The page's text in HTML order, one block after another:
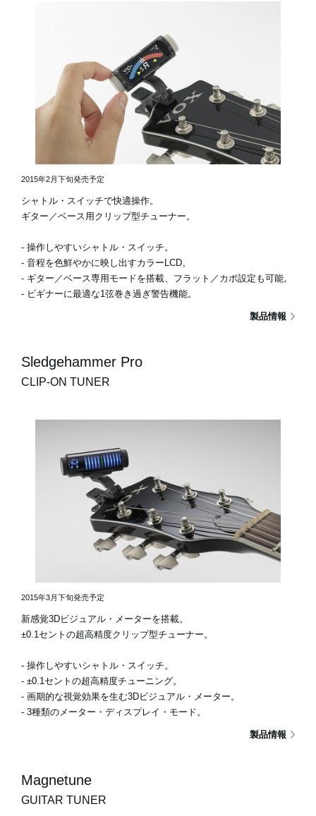
2015年2月下旬発売予定
シャトル・スイッチで快適操作。
ギター／ベース用クリップ型チューナー。
- 操作しやすいシャトル・スイッチ。
- 音程を色鮮やかに映し出すカラーLCD。
- ギター／ベース専用モードを搭載、フラット／カポ設定も可能。
- ビギナーに最適な1弦巻き過ぎ警告機能。
製品情報
Sledgehammer Pro
CLIP-ON TUNER
2015年3月下旬発売予定
新感覚3Dビジュアル・メーターを搭載。
±0.1セントの超高精度クリップ型チューナー。
- 操作しやすいシャトル・スイッチ。
- ±0.1セントの超高精度チューニング。
- 画期的な視覚効果を生む3Dビジュアル・メーター。
- 3種類のメーター・ディスプレイ・モード。
製品情報
Magnetune
GUITAR TUNER